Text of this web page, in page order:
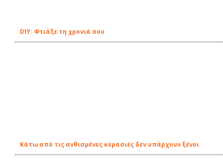
DIY: Φτιάξε τη χρονιά σου
Κάτω από τις ανθισμένες κερασιές δεν υπάρχουν ξένοι